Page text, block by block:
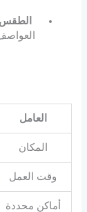
الطقس
العامل
المكان
وقت العمل
أماكن محددة